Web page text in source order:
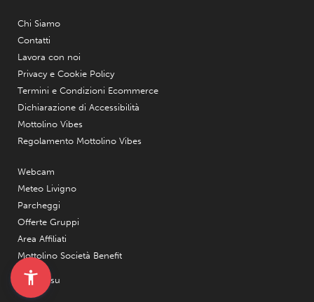
Chi Siamo
Contatti
Lavora con noi
Privacy e Cookie Policy
Termini e Condizioni Ecommerce
Dichiarazione di Accessibilità
Mottolino Vibes
Regolamento Mottolino Vibes
Webcam
Meteo Livigno
Parcheggi
Offerte Gruppi
Area Affiliati
Mottolino Società Benefit
Seguici su